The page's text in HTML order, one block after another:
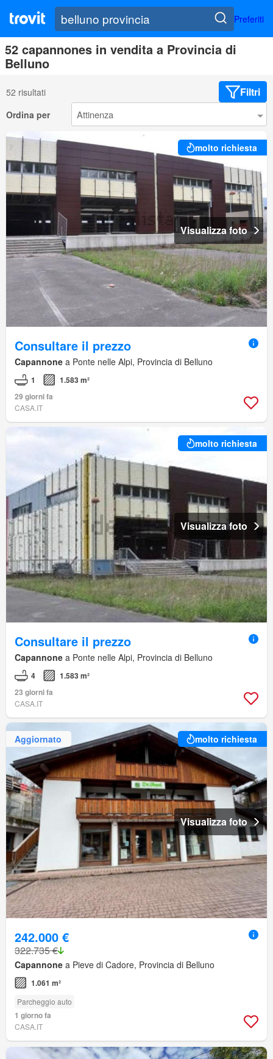
Preferiti
52 capannones in vendita a Provincia di
Belluno
52 risultati Filtri
Ordina per
molto richiesta
Visualizza foto
Consultare il prezzo
Capannone a Ponte nelle Alpi, Provincia di Belluno
1
1.583 m²
29 giorni fa
CASA.IT
molto richiesta
Visualizza foto
Consultare il prezzo
Capannone a Ponte nelle Alpi, Provincia di Belluno
4
1.583 m²
23 giorni fa
CASA.IT
Aggiornato molto richiesta
Visualizza foto
242.000 €
322.735 €
Capannone a Pieve di Cadore, Provincia di Belluno
1.061 m²
Parcheggio auto
1 giorno fa
CASA.IT